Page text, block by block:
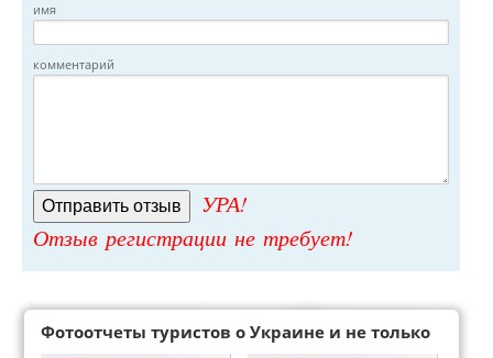
имя
комментарий
УРА!
Отзыв регистрации не требует!
Фотоотчеты туристов о Украине и не только